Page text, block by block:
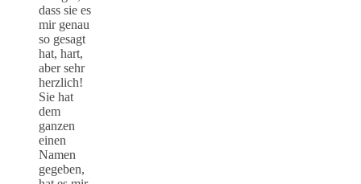
dass sie es
mir genau
so gesagt
hat, hart,
aber sehr
herzlich!
Sie hat
dem
ganzen
einen
Namen
gegeben,